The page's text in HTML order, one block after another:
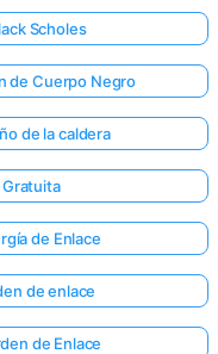
Scholes
de Cuerpo Negro
de la caldera
de Enlace
de enlace
de Enlace